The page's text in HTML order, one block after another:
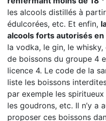
les alcools distillés à
édulcorées, etc. Et enfin,
alcools forts autorisés en
la vodka, le gin, le
de boissons du groupe 4
licence 4. Le code de la
liste les boissons
par exemple les
les goudrons, etc. Il n’y a
proposer ces boissons